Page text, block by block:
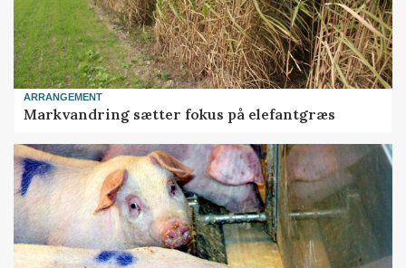
ARRANGEMENT
Markvandring sætter fokus på elefantgræs